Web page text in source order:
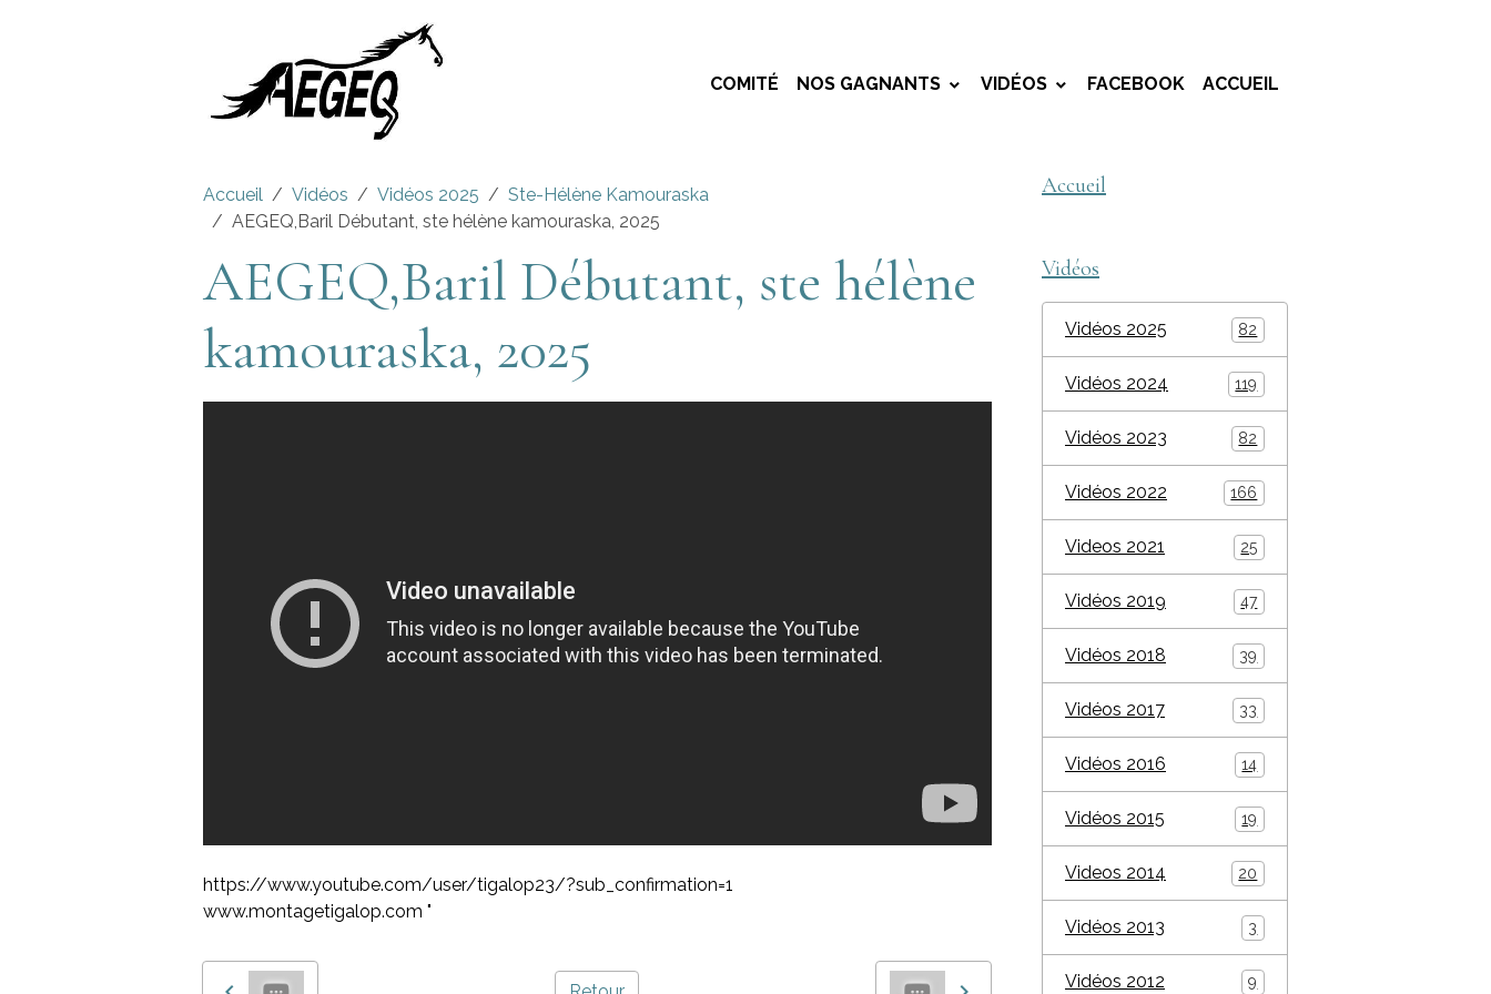
COMITÉ NOS GAGNANTS VIDÉOS FACEBOOK ACCUEIL
Accueil Vidéos Vidéos 2025
Ste-Hélène Kamouraska
AEGEQ,Baril Débutant, ste hélène kamouraska, 2025
AEGEQ,Baril Débutant, ste hélène
kamouraska, 2025
https://www.youtube.com/user/tigalop23/?sub_confirmation=1
www.montagetigalop.com "
Accueil
Vidéos
Vidéos 2025 82
Vidéos 2024 119
Vidéos 2023 82
Vidéos 2022 166
Videos 2021 25
Vidéos 2019 47
Vidéos 2018 39
Vidéos 2017 33
Vidéos 2016 14
Vidéos 2015 19
Videos 2014 20
Vidéos 2013 3
Vidéos 2012 9